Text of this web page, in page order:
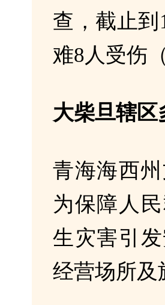
查，截止到
难8人受伤
大柴旦辖
青海海西
为保障人
生灾害引
经营场所及